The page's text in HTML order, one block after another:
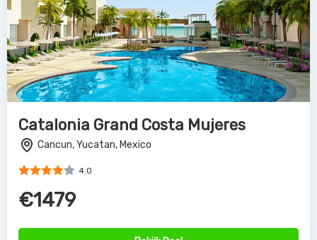
Catalonia Grand Costa Mujeres
Cancun, Yucatan, Mexico
4.0
€1479